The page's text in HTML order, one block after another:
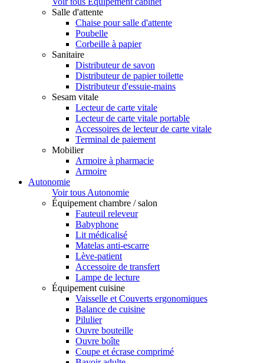
Salle d'attente
Chaise pour salle d'attente
Poubelle
Corbeille à papier
Sanitaire
Distributeur de savon
Distributeur de papier toilette
Distributeur d'essuie-mains
Sesam vitale
Lecteur de carte vitale
Lecteur de carte vitale portable
Accessoires de lecteur de carte vitale
Terminal de paiement
Mobilier
Armoire à pharmacie
Armoire
Autonomie
Voir tous Autonomie
Équipement chambre / salon
Fauteuil releveur
Babyphone
Lit médicalisé
Matelas anti-escarre
Lève-patient
Accessoire de transfert
Lampe de lecture
Équipement cuisine
Vaisselle et Couverts ergonomiques
Balance de cuisine
Pilulier
Ouvre bouteille
Ouvre boîte
Coupe et écrase comprimé